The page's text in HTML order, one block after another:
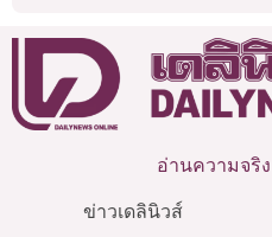
อ่านความจริ
ข่าวเดลินิวส์